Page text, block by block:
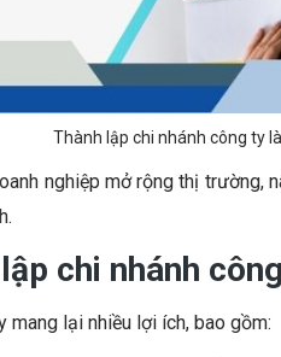
Thành lập chi nhánh công ty
nghiệp mở rộng thị trường,
chi nhánh
mang lại nhiều lợi ích, bao gồm: